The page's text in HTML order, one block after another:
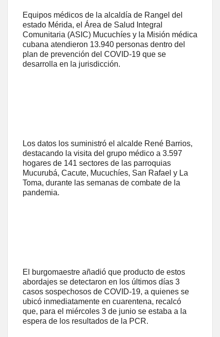
Equipos médicos de la alcaldía de Rangel del
estado Mérida, el Área de Salud Integral
Comunitaria (ASIC) Mucuchíes y la Misión médica
cubana atendieron 13.940 personas dentro del
plan de prevención del COVID-19 que se
desarrolla en la jurisdicción.
Los datos los suministró el alcalde René Barrios,
destacando la visita del grupo médico a 3.597
hogares de 141 sectores de las parroquias
Mucurubá, Cacute, Mucuchíes, San Rafael y La
Toma, durante las semanas de combate de la
pandemia.
El burgomaestre añadió que producto de estos
abordajes se detectaron en los últimos días 3
casos sospechosos de COVID-19, a quienes se
ubicó inmediatamente en cuarentena, recalcó
que, para el miércoles 3 de junio se estaba a la
espera de los resultados de la PCR.